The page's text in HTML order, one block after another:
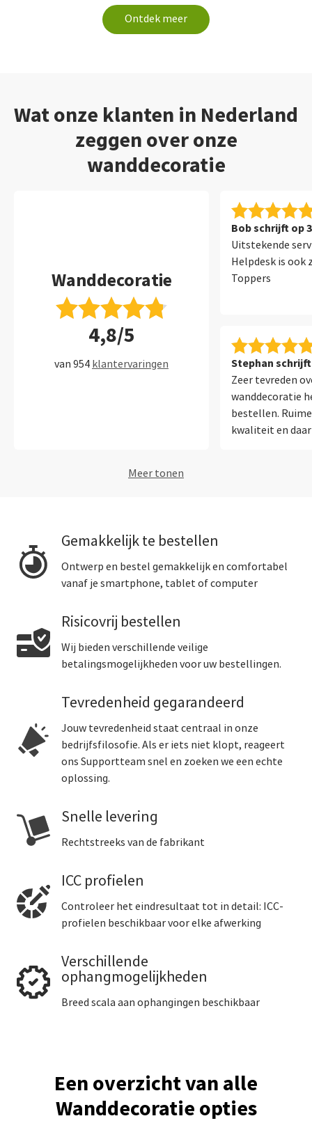
Ontdek meer
Wat onze klanten in Nederland
zeggen over onze
wanddecoratie
Wanddecoratie
4,8/5
van 954 klantervaringen
Bob schrijft op
Uitstekende
Helpdesk is ook
Toppers
Stephan schrijft
Zeer tevreden
wanddecoratie
bestellen.
kwaliteit en
Meer tonen
Gemakkelijk te bestellen
Ontwerp en bestel gemakkelijk en comfortabel
vanaf je smartphone, tablet of computer
Risicovrij bestellen
Wij bieden verschillende veilige
betalingsmogelijkheden voor uw bestellingen.
Tevredenheid gegarandeerd
Jouw tevredenheid staat centraal in onze
bedrijfsfilosofie. Als er iets niet klopt, reageert
ons Supportteam snel en zoeken we een echte
oplossing.
Snelle levering
Rechtstreeks van de fabrikant
ICC profielen
Controleer het eindresultaat tot in detail: ICC-
profielen beschikbaar voor elke afwerking
Verschillende
ophangmogelijkheden
Breed scala aan ophangingen beschikbaar
Een overzicht van alle
Wanddecoratie opties